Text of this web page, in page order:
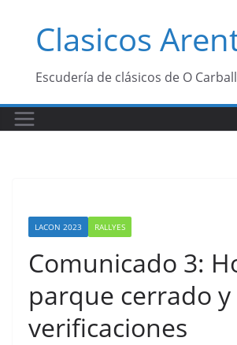
contenidoClasicos
Escudería de clásicos de O
LACON 2023 RALLYES
Comunicado 3:
parque cerrado y
verificaciones